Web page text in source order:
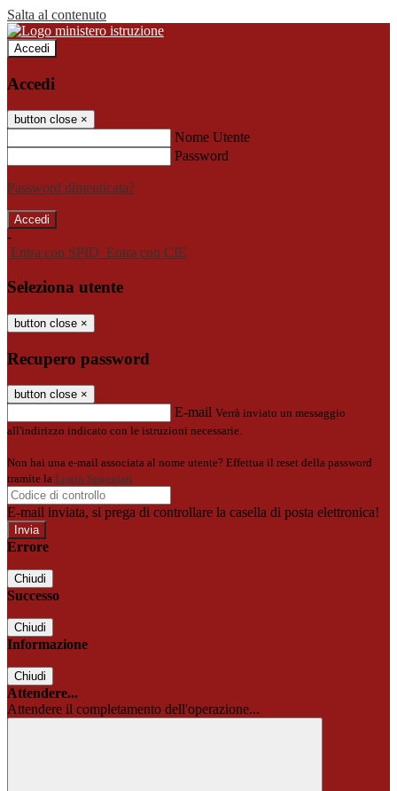
Salta al contenuto
Accedi
Accedi
button close ×
Nome Utente
Password
Password dimenticata?
-
Entra con SPID Entra con CIE
Seleziona utente
button close ×
Recupero password
button close ×
E-mail Verrà inviato un messaggio
all'indirizzo indicato con le istruzioni necessarie.
Non hai una e-mail associata al nome utente? Effettua il reset della password
tramite la Login Spaggiari
E-mail inviata, si prega di controllare la casella di posta elettronica!
Errore
Chiudi
Successo
Chiudi
Informazione
Chiudi
Attendere...
Attendere il completamento dell'operazione...